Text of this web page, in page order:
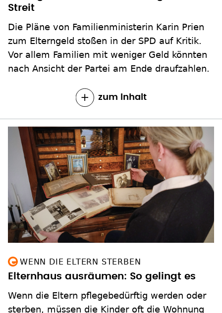
Streit
Die Pläne von Familienministerin Karin Prien
zum Elterngeld stoßen in der SPD auf Kritik.
Vor allem Familien mit weniger Geld könnten
nach Ansicht der Partei am Ende draufzahlen.
zum Inhalt
WENN DIE ELTERN STERBEN
Elternhaus ausräumen: So gelingt es
Wenn die Eltern pflegebedürftig werden oder
sterben, müssen die Kinder oft die Wohnung